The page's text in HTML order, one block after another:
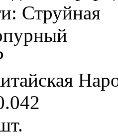
Струйная